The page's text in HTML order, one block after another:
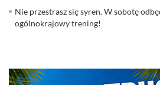
Nie przestrasz się syren. W sobotę
ogólnokrajowy trening!